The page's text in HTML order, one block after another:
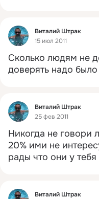
Фид
Виталий Штрак
15 июл 2011
Сколько людям не
доверять надо
Фид
Виталий Штрак
25 фев 2011
Никогда не говори
20% ими не
рады что они у тебя
Фид
Виталий Штрак